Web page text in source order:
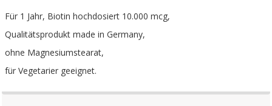
Für 1 Jahr, Biotin hochdosiert 10.000 mcg,
Qualitätsprodukt made in Germany,
ohne Magnesiumstearat,
für Vegetarier geeignet.